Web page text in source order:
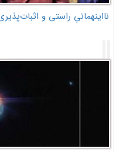
نااینهمانیِ راستی و